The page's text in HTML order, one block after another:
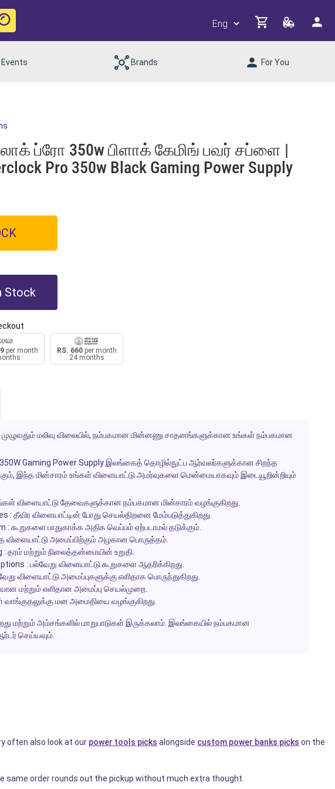
Events Brands For You
ப்ரோ 350w பிளாக் கேமிங் பவர் சப்ளை |
Pro 350w Black Gaming Power Supply
Stock
per month
RS. 660per month
24 months
மலிவு விலையில், நம்பகமான மின்னணு சாதனங்களுக்கான உங்கள் நம்பகமான
Gaming Power Supply இலங்கைத் தொழில்நுட்ப ஆர்வலர்களுக்கான சிறந்த
இந்த மின்சாரம் உங்கள் விளையாட்டு அமர்வுகளை மென்மையாகவும் இடையூறின்றியும்
விளையாட்டு தேவைகளுக்கான நம்பகமான மின்சாரம் வழங்குகிறது.
: தீவிர விளையாட்டின் போது செயல்திறனை மேம்படுத்துகிறது.
: கூறுகளை பாதுகாக்க அதிக வெப்பம் ஏற்படாமல் தடுக்கும்.
விளையாட்டு அமைப்பிற்கும் அழகான பொருத்தம்.
: தரம் மற்றும் நிலைத்தன்மையின் உறுதி.
: பல்வேறு விளையாட்டு கூறுகளை ஆதரிக்கிறது.
விளையாட்டு அமைப்புகளுக்கு எளிதாக பொருந்துகிறது.
மற்றும் எளிதான அமைப்பு செயல்முறை.
வாங்குதலுக்கு மன அமைதியை வழங்குகிறது.
மற்றும் அம்சங்களில் மாறுபாடுகள் இருக்கலாம். இலங்கையில் நம்பகமான
செய்யவும்.
often also look at our power tools picks alongside custom power banks picks on the
same order rounds out the pickup without much extra thought.